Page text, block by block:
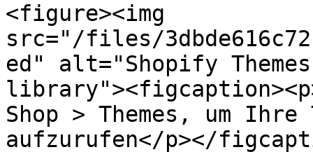
<figure><img
src="/files/
ed" alt="Shopify
Shop > Themes, um
aufzurufen</p></